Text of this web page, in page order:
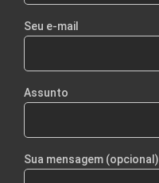
Seu e-mail
Assunto
Sua mensagem (opcional)